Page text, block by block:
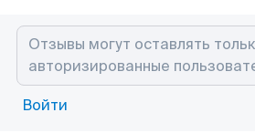
Войти